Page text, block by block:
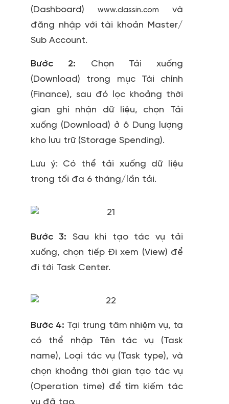
(Dashboard)
www.classin.com
và
đăng nhập với tài khoản Master/
Sub Account.
Bước 2: Chọn Tải xuống
(Download) trong mục Tài chính
(Finance), sau đó lọc khoảng thời
gian ghi nhận dữ liệu, chọn Tải
xuống (Download) ở ô Dung lượng
kho lưu trữ (Storage Spending).
Lưu ý: Có thể tải xuống dữ liệu
trong tối đa 6 tháng/lần tải.
Bước 3: Sau khi tạo tác vụ tải
xuống, chọn tiếp Đi xem (View) để
đi tới Task Center.
Bước 4: Tại trung tâm nhiệm vụ, ta
có thể nhập Tên tác vụ (Task
name), Loại tác vụ (Task type), và
chọn khoảng thời gian tạo tác vụ
(Operation time) để tìm kiếm tác